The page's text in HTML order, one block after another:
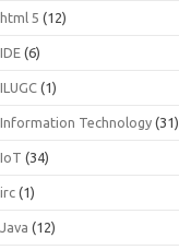
html 5 (12)
IDE (6)
ILUGC (1)
Information Technology (31)
IoT (34)
irc (1)
Java (12)